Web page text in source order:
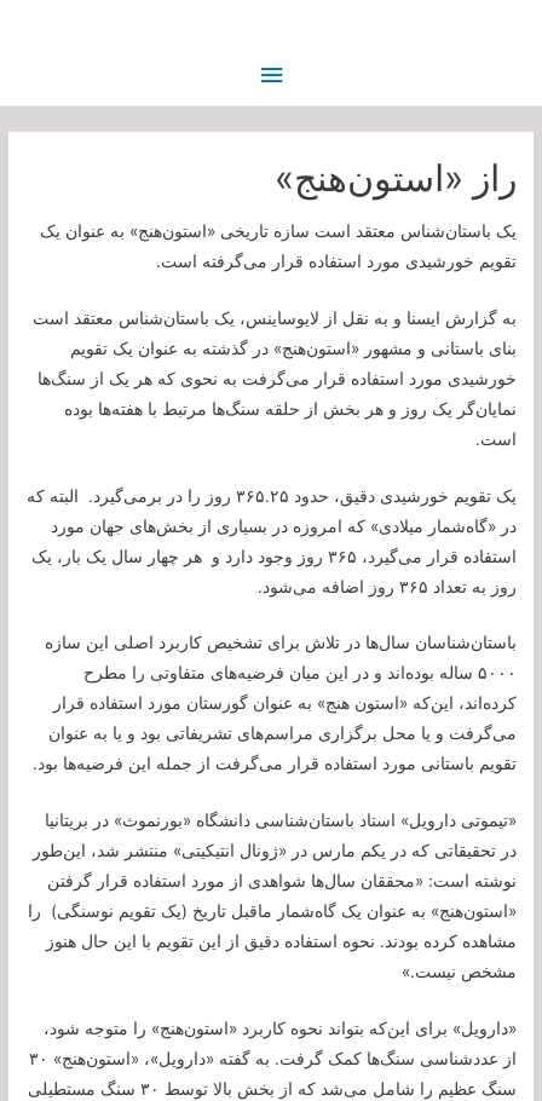
فهرست
اصلی
راز «استون‌هنج»
یک باستان‌شناس معتقد است سازه تاریخی «استون‌هنج» به عنوان یک
تقویم خورشیدی مورد استفاده قرار می‌گرفته است.
به گزارش ایسنا و به نقل از لایوساینس، یک باستان‌شناس معتقد است
بنای باستانی و مشهور «استون‌هنج» در گذشته به عنوان یک تقویم
خورشیدی مورد استفاده قرار می‌گرفت به نحوی که هر یک از سنگ‌ها
نمایان‌گر یک روز و هر بخش از حلقه سنگ‌ها مرتبط با هفته‌ها بوده
است.
یک تقویم خورشیدی دقیق، حدود ۳۶۵.۲۵ روز را در برمی‌گیرد. البته که
در «گاه‌شمار میلادی» که امروزه در بسیاری از بخش‌های جهان مورد
استفاده قرار می‌گیرد، ۳۶۵ روز وجود دارد و هر چهار سال یک بار، یک
روز به تعداد ۳۶۵ روز اضافه می‌شود.
باستان‌شناسان سال‌ها در تلاش برای تشخیص کاربرد اصلی این سازه
۵۰۰۰ ساله بوده‌اند و در این میان فرضیه‌های متفاوتی را مطرح
کرده‌اند، این‌که «استون هنج» به عنوان گورستان مورد استفاده قرار
می‌گرفت و یا محل برگزاری مراسم‌های تشریفاتی بود و یا به عنوان
تقویم باستانی مورد استفاده قرار می‌گرفت از جمله این فرضیه‌ها بود.
«تیموتی دارویل» استاد باستان‌شناسی دانشگاه «بورنموث» در بریتانیا
در تحقیقاتی که در یکم مارس در «ژونال انتیکیتی» منتشر شد، این‌طور
نوشته است: «محققان سال‌ها شواهدی از مورد استفاده قرار گرفتن
«استون‌هنج» به عنوان یک گاه‌شمار ماقبل تاریخ (یک تقویم نوسنگی) را
مشاهده کرده بودند. نحوه استفاده دقیق از این تقویم با این حال هنوز
مشخص نیست.»
«دارویل» برای این‌که بتواند نحوه کاربرد «استون‌هنج» را متوجه شود،
از عددشناسی سنگ‌ها کمک گرفت. به گفته «دارویل»، «استون‌هنج» ۳۰
سنگ عظیم را شامل می‌شد که از بخش بالا توسط ۳۰ سنگ مستطیلی